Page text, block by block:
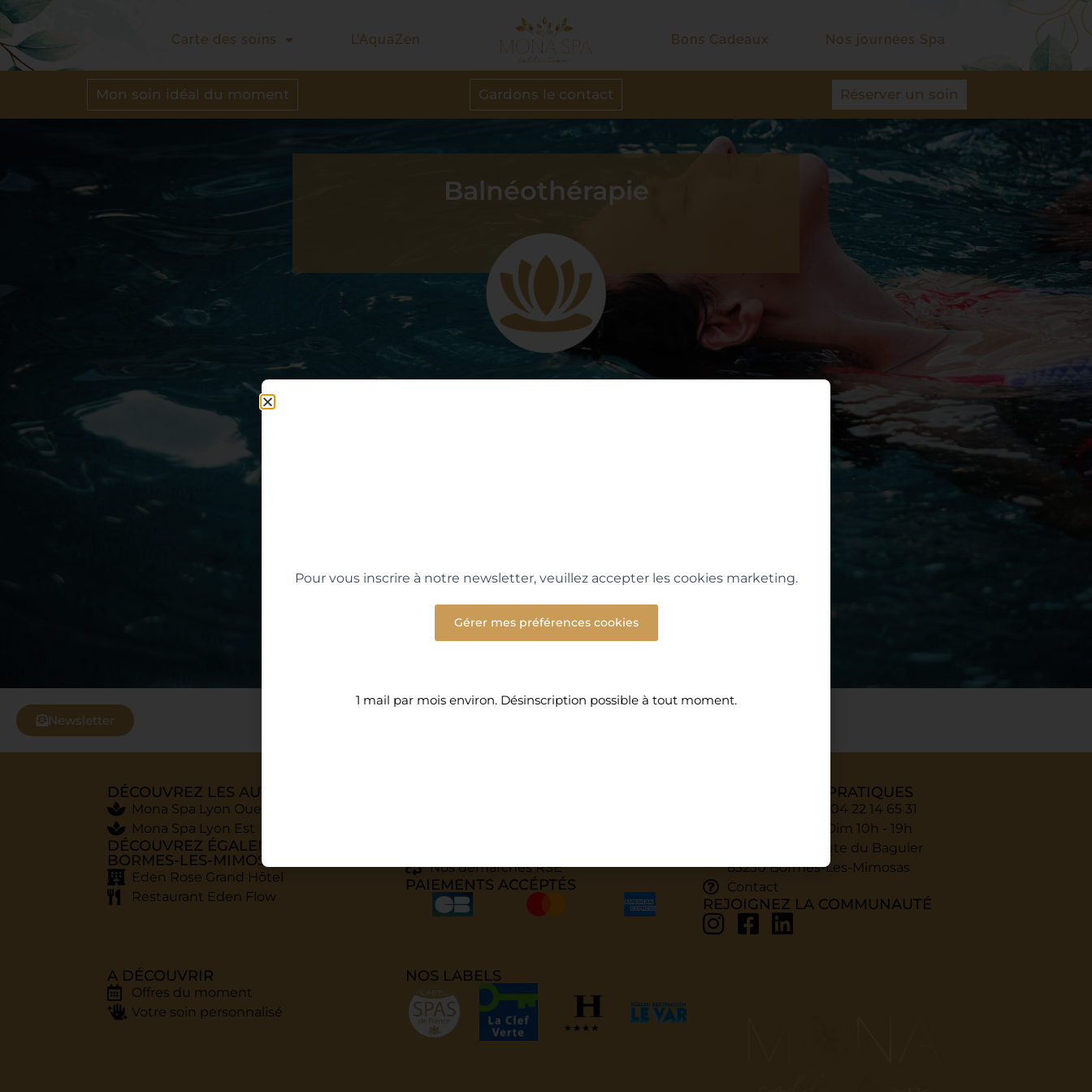
Carte des soins L’AquaZen Bons Cadeaux Nos journées Spa
Mon soin idéal du moment Gardons le contact Réserver un soin
Balnéothérapie
Newsletter
DÉCOUVREZ LES AUTRES MONA SPA
Mona Spa Lyon Ouest
Mona Spa Lyon Est
DÉCOUVREZ ÉGALEMENT À
BORMES-LES-MIMOSAS
Eden Rose Grand Hôtel
Restaurant Eden Flow
Nos démarches RSE
PAIEMENTS ACCÉPTÉS
INFORMATIONS PRATIQUES
Réception spa : 04 22 14 65 31
Horaires : Lun - Dim 10h - 19h
Adresse : 167 route du Baguier
83230 Bormes-Les-Mimosas
Contact
REJOIGNEZ LA COMMUNAUTÉ
A DÉCOUVRIR
Offres du moment
Votre soin personnalisé
NOS LABELS
Pour vous inscrire à notre newsletter, veuillez accepter les cookies marketing.
Gérer mes préférences cookies
1 mail par mois environ. Désinscription possible à tout moment.